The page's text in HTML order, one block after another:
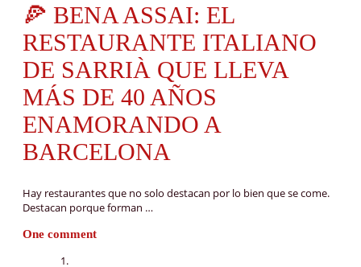
🍕 BENA ASSAI: EL
RESTAURANTE ITALIANO
DE SARRIÀ QUE LLEVA
MÁS DE 40 AÑOS
ENAMORANDO A
BARCELONA
Hay restaurantes que no solo destacan por lo bien que se come.
Destacan porque forman …
One comment